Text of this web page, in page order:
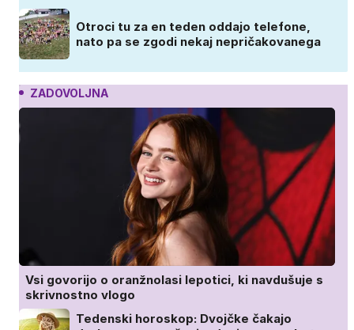
Otroci tu za en teden oddajo telefone,
nato pa se zgodi nekaj nepričakovanega
ZADOVOLJNA
Vsi govorijo o oranžnolasi lepotici, ki navdušuje s
skrivnostno vlogo
Tedenski horoskop: Dvojčke čakajo